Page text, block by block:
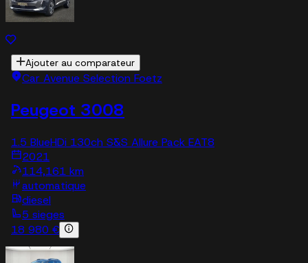
Ajouter au comparateur
Car Avenue Selection Foetz
Peugeot 3008
1.5 BlueHDi 130ch S&S Allure Pack EAT8
2021
114,161 km
automatique
diesel
5 sieges
18 980 €